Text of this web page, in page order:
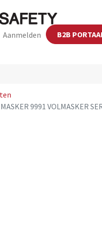
Aanmelden B2B
9991 VOLMASKER